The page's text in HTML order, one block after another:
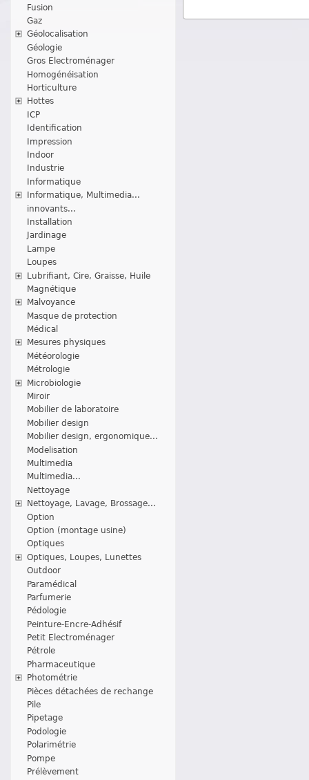
Fusion
Gaz
Géolocalisation
Géologie
Gros Electroménager
Homogénéisation
Horticulture
Hottes
ICP
Identification
Impression
Indoor
Industrie
Informatique
Informatique, Multimedia...
innovants...
Installation
Jardinage
Lampe
Loupes
Lubrifiant, Cire, Graisse, Huile
Magnétique
Malvoyance
Masque de protection
Médical
Mesures physiques
Météorologie
Métrologie
Microbiologie
Miroir
Mobilier de laboratoire
Mobilier design
Mobilier design, ergonomique...
Modelisation
Multimedia
Multimedia...
Nettoyage
Nettoyage, Lavage, Brossage...
Option
Option (montage usine)
Optiques
Optiques, Loupes, Lunettes
Outdoor
Paramédical
Parfumerie
Pédologie
Peinture-Encre-Adhésif
Petit Electroménager
Pétrole
Pharmaceutique
Photométrie
Pièces détachées de rechange
Pile
Pipetage
Podologie
Polarimétrie
Pompe
Prélèvement